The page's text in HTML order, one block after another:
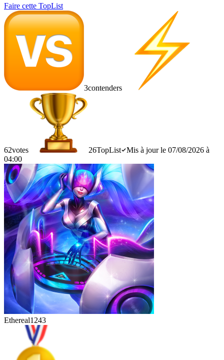
Faire cette TopList
3contenders
62votes 26TopList
Mis à jour le 07/08/2026 à
04:00
Ethereal1243